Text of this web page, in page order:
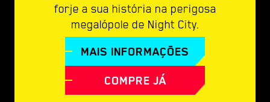
forje a sua história na perigosa
megalópole de Night City.
MAIS INFORMAÇÕES
COMPRE JÁ